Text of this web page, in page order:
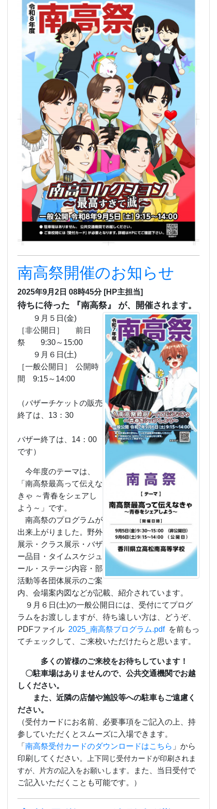
南高祭開催のお知らせ
2025年9月2日 08時45分 [HP主担当]
待ちに待った 『南高祭』 が、開催されます。
９月５日(金)
［非公開日］ 前日
祭 9:30～15:00
９月６日(土)
［一般公開日］ 公開時
間 9:15～14:00
（バザーチケットの販売
終了は、13：30
バザー終了は、14：00
です）
今年度のテーマは、
「南高祭最高って伝えな
きゃ ～青春をシェアし
よう～」です。
南高祭のプログラムが
出来上がりました。野外
展示・クラス展示・バザ
ー品目・タイムスケジュ
ール・ステージ内容・部
活動等各団体展示のご案
内、会場案内図などが記載、紹介されています。
９月６日(土)の一般公開日には、受付にてプログ
ラムをお渡ししますが、待ち遠しい方は、どうぞ、
PDFファイル 2025_南高祭プログラム.pdfを前もっ
てチェックして、ご来校いただけたらと思います。
多くの皆様のご来校をお待ちしています！
〇駐車場はありませんので、公共交通機関でお越
しください。
また、近隣の店舗や施設等への駐車もご遠慮く
ださい。
（受付カードにお名前、必要事項をご記入の上、持
参していただくとスムーズに入場できます。
「 南高祭受付カードのダウンロードはこちら 」から
印刷してください。 上下同じ受付カードが印刷されま
すが、片方の記入をお願いします。
また、当日受付で
ご記入いただくことも可能です。
）